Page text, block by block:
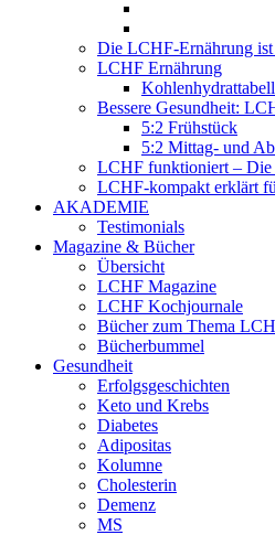
Die LCHF-Ernährung
LCHF Ernährung
Bessere Gesundheit:
5:2 Frühstück
5:2 Mittag- und
LCHF funktioniert – Die
LCHF-kompakt erklärt
AKADEMIE
Testimonials
Magazine & Bücher
Übersicht
LCHF Magazine
LCHF Kochjournale
Bücher zum Thema
Bücherbummel
Gesundheit
Erfolgsgeschichten
Keto und Krebs
Diabetes
Adipositas
Kolumne
Cholesterin
Demenz
MS